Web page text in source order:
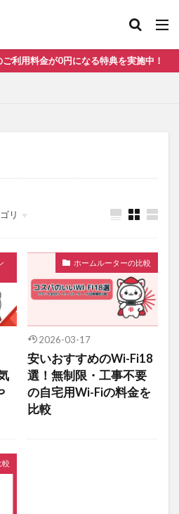
料金が0円になる特典を実施中！
リ
ホームルーターの比較
2026-03-17
安いおすすめのWi-Fi18
選！無制限・工事不要
の自宅用Wi-Fiの料金を
比較
較
ポケット型Wi-Fi 比較